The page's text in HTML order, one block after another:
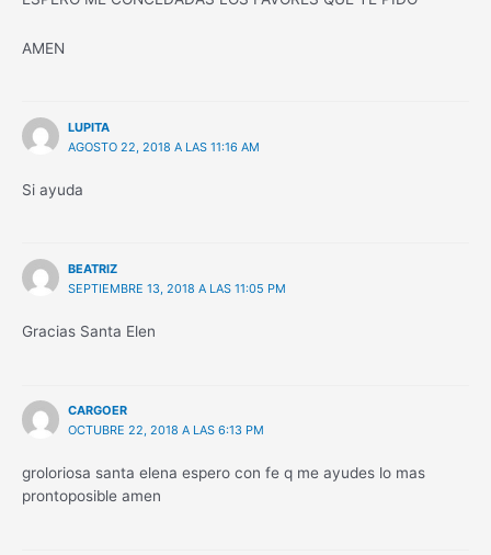
AMEN
LUPITA
AGOSTO 22, 2018 A LAS 11:16 AM
Si ayuda
BEATRIZ
SEPTIEMBRE 13, 2018 A LAS 11:05 PM
Gracias Santa Elen
CARGOER
OCTUBRE 22, 2018 A LAS 6:13 PM
groloriosa santa elena espero con fe q me ayudes lo mas
prontoposible amen